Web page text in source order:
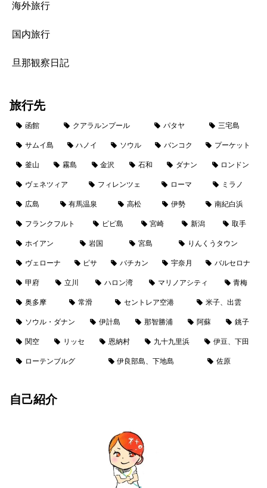
海外旅行
国内旅行
旦那観察日記
旅行先
函館 クアラルンプール パタヤ 三宅島
サムイ島 ハノイ ソウル バンコク プーケット
釜山 霧島 金沢 石和 ダナン ロンドン
ヴェネツィア フィレンツェ ローマ ミラノ
広島 有馬温泉 高松 伊勢 南紀白浜
フランクフルト ピピ島 宮崎 新潟 取手
ホイアン 岩国 宮島 りんくうタウン
ヴェローナ ピサ バチカン 宇奈月 バルセロナ
甲府 立川 ハロン湾 マリノアシティ 青梅
奥多摩 常滑 セントレア空港 米子、出雲
ソウル・ダナン 伊計島 那智勝浦 阿蘇 銚子
関空 リッセ 恩納村 九十九里浜 伊豆、下田
ローテンブルグ 伊良部島、下地島 佐原
自己紹介